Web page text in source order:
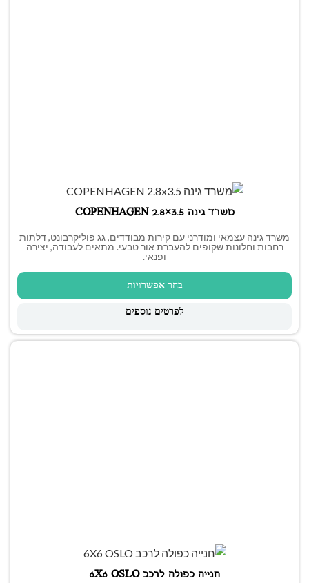
משרד גינה COPENHAGEN 2.8×3.5
משרד גינה עצמאי ומודרני עם קירות מבודדים, גג פוליקרבונט, דלתות
רחבות וחלונות שקופים להעברת אור טבעי. מתאים לעבודה, יצירה
ופנאי.
בחר אפשרויות
לפרטים נוספים
חנייה כפולה לרכב 6X6 OSLO